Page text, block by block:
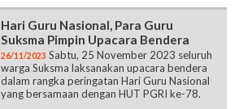
Hari Guru Nasional, Para Guru
Suksma Pimpin Upacara Bendera
26/11/2023 Sabtu, 25 November 2023 seluruh
warga Suksma laksanakan upacara bendera
dalam rangka peringatan Hari Guru Nasional
yang bersamaan dengan HUT PGRI ke-78.